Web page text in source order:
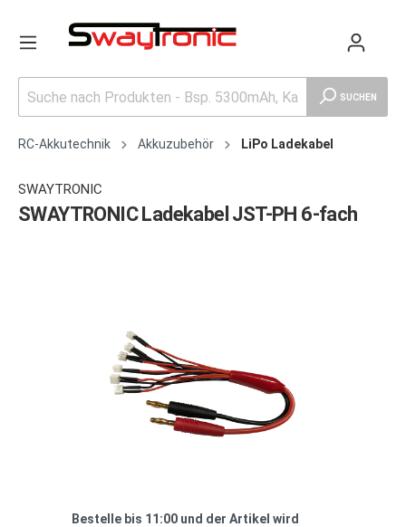
SUCHEN
RC-Akkutechnik Akkuzubehör LiPo Ladekabel
SWAYTRONIC
SWAYTRONIC Ladekabel JST-PH 6-fach
Bestelle bis 11:00 und der Artikel wird